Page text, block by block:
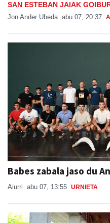
SAN ESTEBAN JAIAK
Jon Ander Ubeda abu 07, 20:37
Babes zabala jaso du
Aiurri abu 07, 13:55 URNIETA